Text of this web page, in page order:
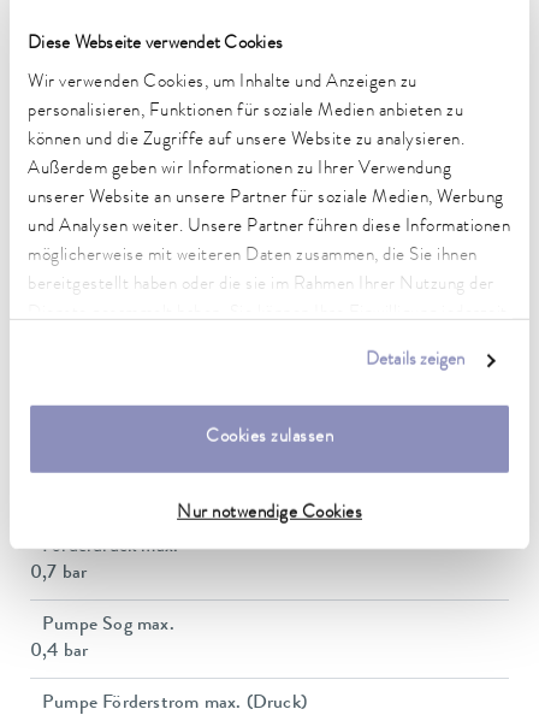
Diese Webseite verwendet Cookies
Wir verwenden Cookies, um Inhalte und Anzeigen zu
personalisieren, Funktionen für soziale Medien anbieten zu
können und die Zugriffe auf unsere Website zu analysieren.
Außerdem geben wir Informationen zu Ihrer Verwendung
unserer Website an unsere Partner für soziale Medien, Werbung
und Analysen weiter. Unsere Partner führen diese Informationen
möglicherweise mit weiteren Daten zusammen, die Sie ihnen
bereitgestellt haben oder die sie im Rahmen Ihrer Nutzung der
Details zeigen
Cookies zulassen
Nur notwendige Cookies
Betriebstemperaturbereich
-45 ... 200 °C
Umgebungstemperaturbereich
5 ... 40 °C
Temperaturkonstanz
0,05 ± K
Leistungsaufnahme
Förderdruck max.
0,7 bar
Pumpe Sog max.
0,4 bar
Pumpe Förderstrom max. (Druck)